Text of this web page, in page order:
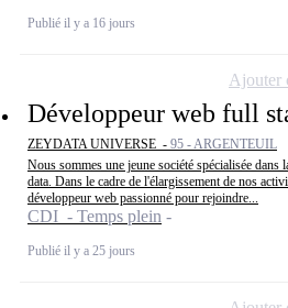
Publié il y a 16 jours
Développeur web full
ZEYDATA UNIVERSE - 95 - ARGENTEUIL
Nous sommes une jeune société spécialisée
data. Dans le cadre de l'élargissement de nos
développeur web passionné pour rejoindre...
CDI - Temps plein
Publié il y a 25 jours
Ajouter